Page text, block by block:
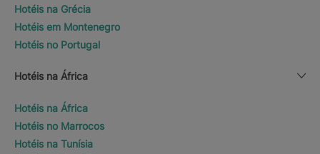
Hotéis na Grécia
Hotéis em Montenegro
Hotéis no Portugal
Hotéis na África
Hotéis na África
Hotéis no Marrocos
Hotéis na Tunísia